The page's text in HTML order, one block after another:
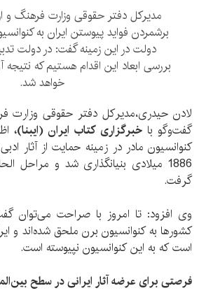
مدیرکل دفتر حقوقی وزارت فرهنگ و
برشمردن فواید پیوستن ایران به
دولت در این زمینه گفت: در دولت
بررسی ابعاد این اقدام هستیم که نتیجه
خواهد شد.
لادن حیدری،مدیرکل دفتر حقوقی وزارت
گفت‌وگو باخبرگزاری کتاب ایران (ایبنا)،
کنوانسیون مادر در زمینه حمایت از آثار
1886 میلادی بنیانگذاری شد و
گرفت.
کشورها به کنوانسیون برن ملحق شده‌اند و
است که به این کنوانسیون نپیوسته است.
فرصتی برای عرضه آثار ایرانی در سطح